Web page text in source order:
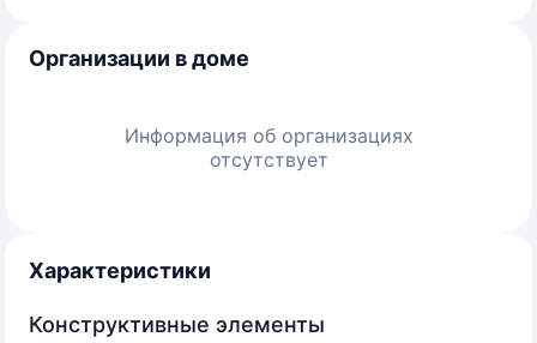
Организации в доме
Информация об организациях
отсутствует
Характеристики
Конструктивные элементы